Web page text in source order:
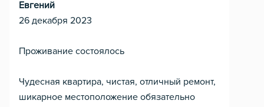
Евгений
26 декабря 2023
Проживание состоялось
Чудесная квартира, чистая, отличный ремонт,
шикарное местоположение обязательно